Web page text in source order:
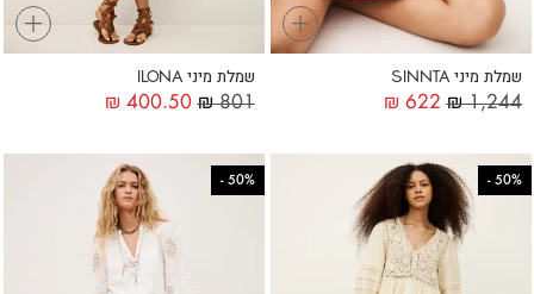
+
שמלת מיני SINNTA
₪1,244
₪ 622
+
שמלת מיני ILONA
₪801
₪ 400.50
50%
-
50%
-